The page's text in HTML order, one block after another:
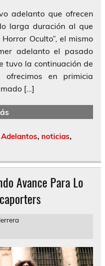
adelanto que ofrecen
larga duración al que
Oculto”, el mismo
adelanto el pasado
tuvo la continuación de
en primicia
[…]
Adelantos, noticias,
Avance Para Lo